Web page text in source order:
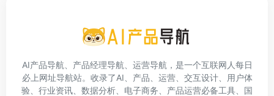
AI产品导航、产品经理导航、运营导航，是一个互联网人每日
必上网址导航站。收录了AI、产品、运营、交互设计、用户体
验、行业资讯、数据分析、电子商务、产品运营必备工具、国